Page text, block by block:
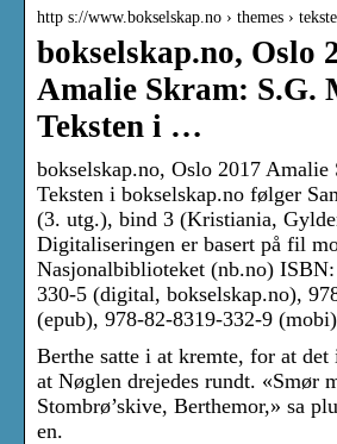
http s://www.bokselskap.no › themes ›
bokselskap.no, Oslo
Amalie Skram: S.G.
Teksten i …
bokselskap.no, Oslo 2017
Teksten i bokselskap.no følger
(3. utg.), bind 3 (Kristiania,
Digitaliseringen er basert på fil
Nasjonalbiblioteket (nb.no)
330-5 (digital, bokselskap.no),
(epub), 978-82-8319-332-9 (mobi)
Berthe satte i at kremte, for at det
at Nøglen drejedes rundt. «Smør
Stombrø’skive, Berthemor,» sa
en.